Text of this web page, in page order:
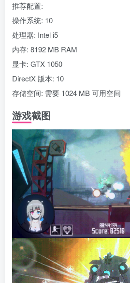
推荐配置:
操作系统: 10
处理器: Intel i5
内存: 8192 MB RAM
显卡: GTX 1050
DirectX 版本: 10
存储空间: 需要 1024 MB 可用空间
游戏截图